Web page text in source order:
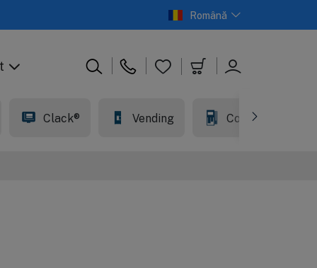
Română
Clack® Vending Comercial